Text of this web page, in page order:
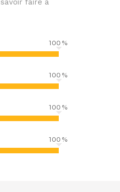
faire à
100
100
100
100